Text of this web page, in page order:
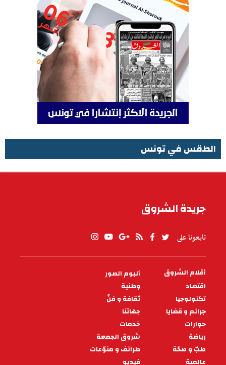
الطقس في تونس
جريدة الشروق
تابعونا على
PIED
DE
PAGE
أقلام الشروق
ألبوم الصور
اقتصاد
وطنية
تكنولوجيا
ثقافة و فنّ
جرائم و قضايا
جهاتنا
حوارات
خدمات
رياضة
شروق الجمعة
طبّ و صحّة
طرائف و منوّعات
عالمية
فيديو